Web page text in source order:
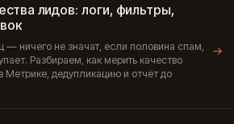
лидов: логи, фильтры,
— ничего не значат, если половина спам,
Разбираем, как мерить качество
Метрике, дедупликацию и отчёт до
→